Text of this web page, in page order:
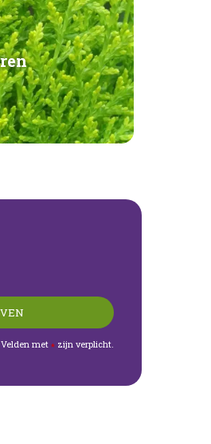
Velden met * zijn verplicht.